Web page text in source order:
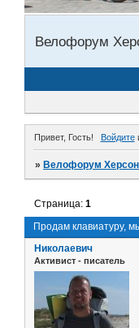
Велофорум
Привет, Гость! Войдите
» Велофорум
Продам клавиатуру,
Страница:1
Николаевич
Активист - писатель